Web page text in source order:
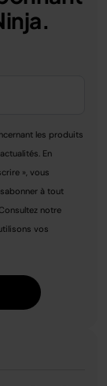
les produits
En
», vous
à tout
notre
vos